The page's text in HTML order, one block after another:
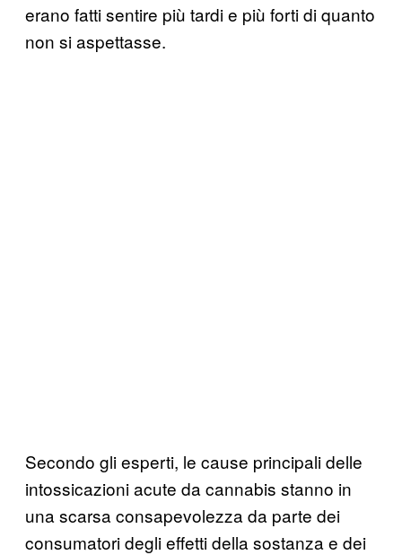
erano fatti sentire più tardi e più forti di quanto
non si aspettasse.
Secondo gli esperti, le cause principali delle
intossicazioni acute da cannabis stanno in
una scarsa consapevolezza da parte dei
consumatori degli effetti della sostanza e dei